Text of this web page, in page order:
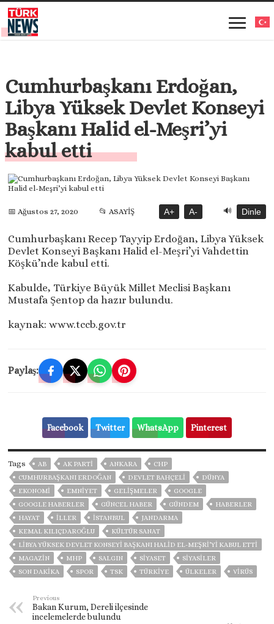
Cumhurbaşkanı Erdoğan,
Libya Yüksek Devlet Konseyi
Başkanı Halid el-Meşri’yi
kabul etti
📅 Ağustos 27, 2020 📂 ASAYİŞ A+ A- 🔊 Dinle
Cumhurbaşkanı Recep Tayyip Erdoğan, Libya Yüksek
Devlet Konseyi Başkanı Halid el-Meşri’yi Vahdettin
Köşkü’nde kabul etti.
Kabulde, Türkiye Büyük Millet Meclisi Başkanı
Mustafa Şentop da hazır bulundu.
kaynak: www.tccb.gov.tr
Paylaş:
Facebook Twitter WhatsApp Pinterest
Tags AB AK PARTİ ANKARA
CHP
CUMHURBAŞKANI ERDOĞAN
DEVLET BAHÇELİ
DÜNYA
EKONOMİ
EMNİYET GELIŞMELER
GOOGLE
GOOGLE HABERLER
GÜNCEL HABER GÜNDEM
HABERLER
HAYAT
İLLER ISTANBUL
JANDARMA
KEMAL KILIÇDAROĞLU
KÜLTÜR SANAT
LIBYA YÜKSEK DEVLET KONSEYI BAŞKANI HALID EL-MEŞRI’YI KABUL ETTI
MAGAZİN
MHP SALGIN SİYASET
SİYASİLER
SON DAKIKA
SPOR TSK TÜRKİYE ÜLKELER VIRÜS
Previous
Bakan Kurum, Dereli ilçesinde
incelemelerde bulundu